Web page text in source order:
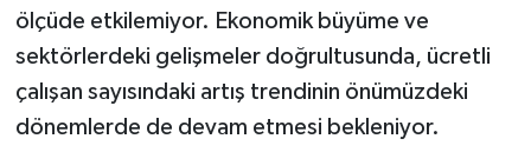
ölçüde etkilemiyor. Ekonomik büyüme ve
sektörlerdeki gelişmeler doğrultusunda, ücretli
çalışan sayısındaki artış trendinin önümüzdeki
dönemlerde de devam etmesi bekleniyor.